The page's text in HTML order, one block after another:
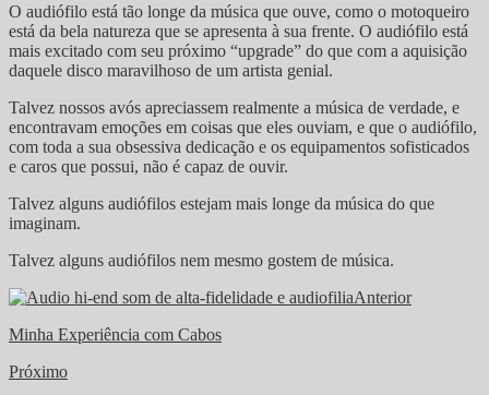
O audiófilo está tão longe da música que ouve, como o motoqueiro
está da bela natureza que se apresenta à sua frente. O audiófilo está
mais excitado com seu próximo “upgrade” do que com a aquisição
daquele disco maravilhoso de um artista genial.
Talvez nossos avós apreciassem realmente a música de verdade, e
encontravam emoções em coisas que eles ouviam, e que o audiófilo,
com toda a sua obsessiva dedicação e os equipamentos sofisticados
e caros que possui, não é capaz de ouvir.
Talvez alguns audiófilos estejam mais longe da música do que
imaginam.
Talvez alguns audiófilos nem mesmo gostem de música.
Anterior
Minha Experiência com Cabos
Próximo